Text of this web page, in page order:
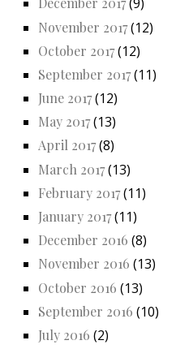
November 2017(12)
October 2017(12)
September 2017(11)
June 2017(12)
May 2017(13)
April 2017(8)
March 2017(13)
February 2017(11)
January 2017(11)
December 2016 (8)
November 2016 (13)
October 2016 (13)
September 2016 (10)
July 2016 (2)